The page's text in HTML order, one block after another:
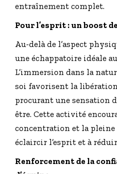
entraînement complet.
Pour l’esprit : un boost
Au-delà de l’aspect
une échappatoire idéale
L’immersion dans la
soi favorisent la
procurant une sensation
être. Cette activité
concentration et la pleine
éclaircir l’esprit et à
Renforcement de la